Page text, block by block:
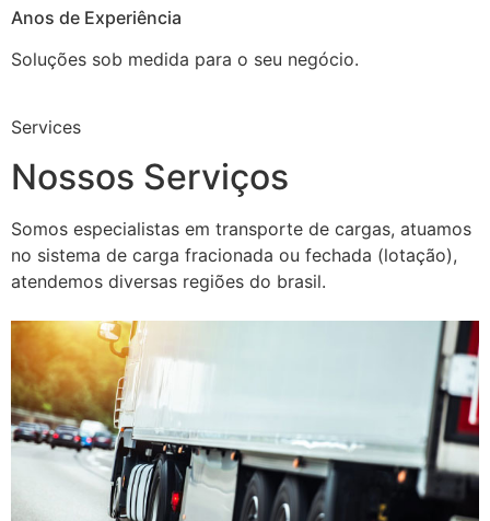
Anos de Experiência
Soluções sob medida para o seu negócio.
Services
Nossos Serviços
Somos especialistas em transporte de cargas, atuamos
no sistema de carga fracionada ou fechada (lotação),
atendemos diversas regiões do brasil.